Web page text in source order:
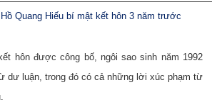
Hồ Quang Hiếu bí mật kết hôn 3 năm trước
hôn được công bố, ngôi sao sinh năm 1992
dư luận, trong đó có cả những lời xúc phạm từ